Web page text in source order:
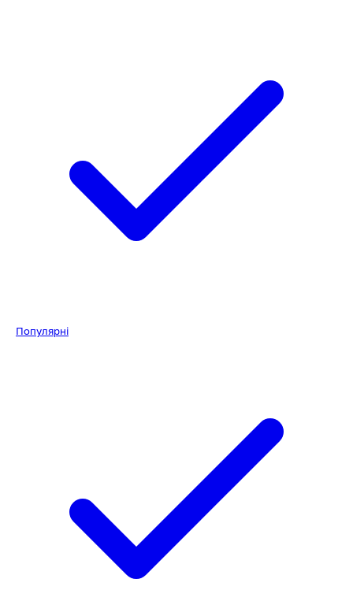
Популярні